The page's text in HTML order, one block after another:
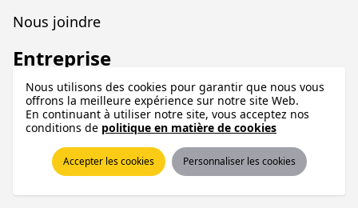
Nous joindre
Entreprise
À propos
Blogue
Nous utilisons des cookies pour garantir que nous vous
offrons la meilleure expérience sur notre site Web.
En continuant à utiliser notre site, vous acceptez nos
conditions de politique en matière de cookies
Accepter les cookies Personnaliser les cookies